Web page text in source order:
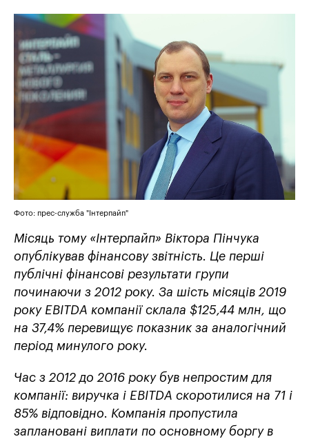
Фото: прес-служба "Інтерпайп"
Місяць тому «Інтерпайп» Віктора Пінчука
опублікував фінансову звітність. Це перші
публічні фінансові результати групи
починаючи з 2012 року. За шість місяців 2019
року EBITDA компанії склала $125,44 млн, що
на 37,4% перевищує показник за аналогічний
період минулого року.
Час з 2012 до 2016 року був непростим для
компанії: виручка і EBITDA скоротилися на 71 і
85% відповідно. Компанія пропустила
заплановані виплати по основному боргу в